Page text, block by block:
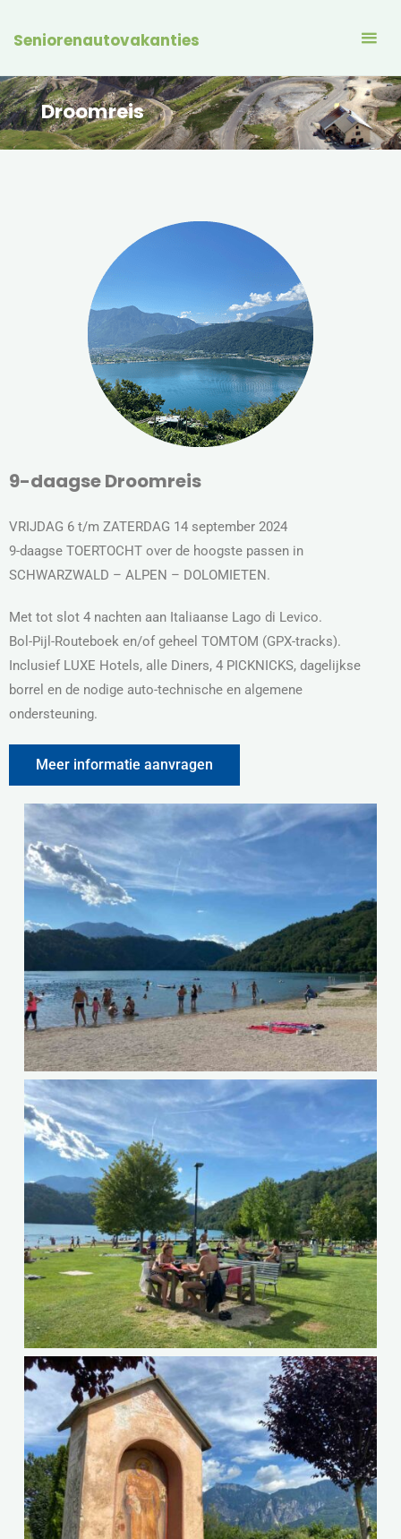
Seniorenautovakanties
Droomreis
9-daagse Droomreis
VRIJDAG 6 t/m ZATERDAG 14 september 2024
9-daagse TOERTOCHT over de hoogste passen in
SCHWARZWALD – ALPEN – DOLOMIETEN.
Met tot slot 4 nachten aan Italiaanse Lago di Levico.
Bol-Pijl-Routeboek en/of geheel TOMTOM (GPX-tracks).
Inclusief LUXE Hotels, alle Diners, 4 PICKNICKS, dagelijkse
borrel en de nodige auto-technische en algemene
ondersteuning.
Meer informatie aanvragen